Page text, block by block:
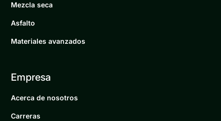
Mezcla seca
Asfalto
Materiales avanzados
Empresa
Acerca de nosotros
Carreras